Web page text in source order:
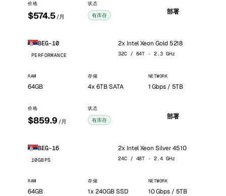
价格
$574.5 /月
状态
有库存 部署
BEG-10
PERFORMANCE
2x Intel Xeon Gold 5218
32C / 64T · 2.3 GHz
RAM
64GB
存储
4x 6TB SATA
NETWORK
1 Gbps / 5TB
价格
$859.9 /月
状态
有库存 部署
BEG-16
10GBPS
2x Intel Xeon Silver 4510
24C / 48T · 2.4 GHz
RAM
64GB
存储
1x 240GB SSD
NETWORK
10 Gbps / 5TB